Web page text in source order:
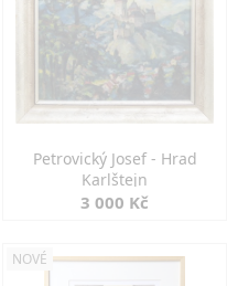
Petrovický Josef - Hrad
Karlštejn
3 000 Kč
NOVÉ